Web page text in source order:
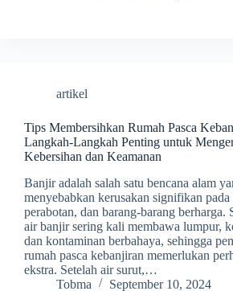
artikel
Tips Membersihkan Rumah Pasca
Langkah-Langkah Penting untuk
Kebersihan dan Keamanan
Banjir adalah salah satu bencana alam
menyebabkan kerusakan signifikan pada
perabotan, dan barang-barang berharga.
air banjir sering kali membawa lumpur,
dan kontaminan berbahaya, sehingga
rumah pasca kebanjiran memerlukan
ekstra. Setelah air surut,…
Tobma
September 10, 2024